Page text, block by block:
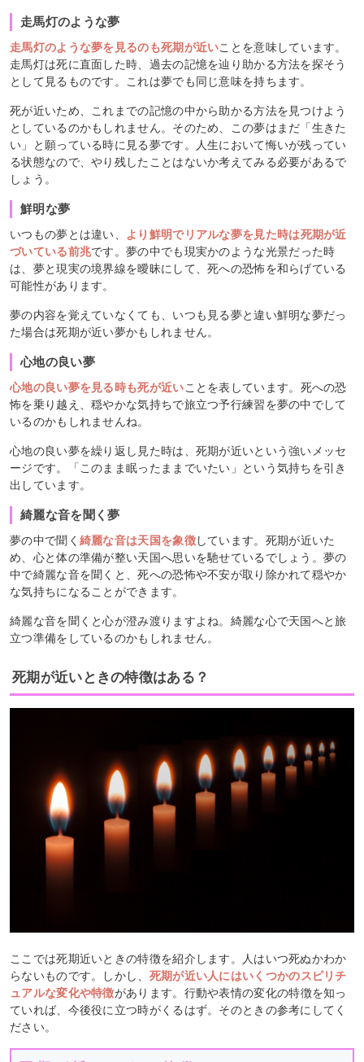
走馬灯のような夢
走馬灯のような夢を見るのも死期が近いことを意味しています。
走馬灯は死に直面した時、過去の記憶を辿り助かる方法を探そう
として見るものです。これは夢でも同じ意味を持ちます。
死が近いため、これまでの記憶の中から助かる方法を見つけよう
としているのかもしれません。そのため、この夢はまだ「生きた
い」と願っている時に見る夢です。人生において悔いが残ってい
る状態なので、やり残したことはないか考えてみる必要があるで
しょう。
鮮明な夢
いつもの夢とは違い、
より鮮明でリアルな夢を見た時は死期が近
づいている前兆です。夢の中でも現実かのような光景だった時
は、夢と現実の境界線を曖昧にして、死への恐怖を和らげている
可能性があります。
夢の内容を覚えていなくても、いつも見る夢と違い鮮明な夢だっ
た場合は死期が近い夢かもしれません。
心地の良い夢
心地の良い夢を見る時も死が近いことを表しています。死への恐
怖を乗り越え、穏やかな気持ちで旅立つ予行練習を夢の中でして
いるのかもしれませんね。
心地の良い夢を繰り返し見た時は、死期が近いという強いメッセ
ージです。「このまま眠ったままでいたい」という気持ちを引き
出しています。
綺麗な音を聞く夢
夢の中で聞く 綺麗な音は天国を象徴しています。死期が近いた
め、心と体の準備が整い天国へ思いを馳せているでしょう。夢の
中で綺麗な音を聞くと、死への恐怖や不安が取り除かれて穏やか
な気持ちになることができます。
綺麗な音を聞くと心が澄み渡りますよね。綺麗な心で天国へと旅
立つ準備をしているのかもしれません。
死期が近いときの特徴はある？
ここでは死期近いときの特徴を紹介します。人はいつ死ぬかわか
らないものです。しかし、 死期が近い人にはいくつかのスピリチ
ュアルな変化や特徴があります。行動や表情の変化の特徴を知っ
ていれば、今後役に立つ時がくるはず。そのときの参考にしてく
ださい。